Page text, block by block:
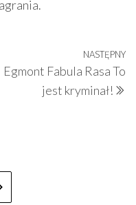
NASTĘPNY
Egmont Fabula Rasa To
jest kryminał!